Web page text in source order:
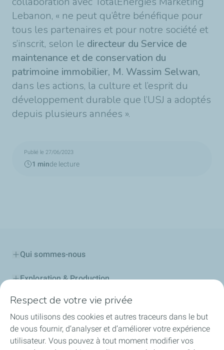
Lebanon, « ne peut qu’être bénéfique pour
tous les partenaires et pour notre société et
s’inscrit, selon le directeur du Service de
maintenance et de conservation du
patrimoine immobilier, M. Wassim Selwan,
dans les actions, la culture et l’esprit du
développement durable que l’USJ a adoptés
depuis plusieurs années ».
Publié le 27/06/2023
1 minde lecture
Qui sommes-nous
Exploration & Production
Stations Service
Lubrifiants Automobiles
Respect de votre vie privée
Nous utilisons des cookies et autres traceurs dans le but
de vous fournir, d’analyser et d’améliorer votre expérience
utilisateur. Vous pouvez à tout moment modifier vos